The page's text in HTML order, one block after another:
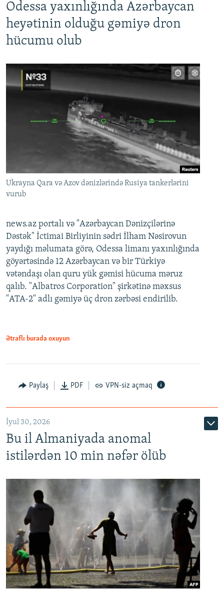
Odessa yaxınlığında Azərbaycan
heyətinin olduğu gəmiyə dron
hücumu olub
Ukrayna Qara və Azov dənizlərində Rusiya tankerlərini
vurub
news.az portalı və "Azərbaycan Dənizçilərinə
Dəstək" İctimai Birliyinin sədri İlham Nəsirovun
yaydığı məlumata görə, Odessa limanı yaxınlığında
göyərtəsində 12 Azərbaycan və bir Türkiyə
vətəndaşı olan quru yük gəmisi hücuma məruz
qalıb. "Albatros Corporation" şirkətinə məxsus
"ATA-2" adlı gəmiyə üç dron zərbəsi endirilib.
Ətraflı burada oxuyun
Paylaş PDF VPN-siz açmaq
İyul 30, 2026
Bu il Almaniyada anomal
istilərdən 10 min nəfər ölüb